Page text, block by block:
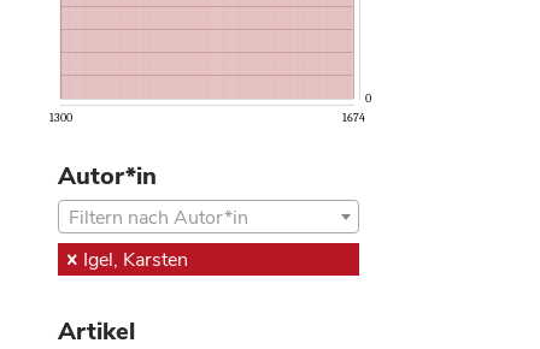
1300 1674
0
Autor*in
Filtern nach Autor*in
Igel, Karsten
Artikel